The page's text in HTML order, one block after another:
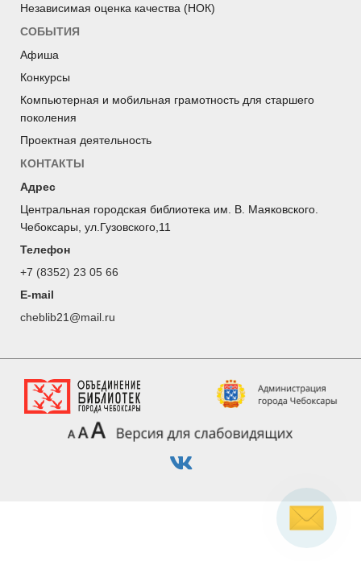
Независимая оценка качества (НОК)
СОБЫТИЯ
Афиша
Конкурсы
Компьютерная и мобильная грамотность для старшего
поколения
Проектная деятельность
КОНТАКТЫ
Адрес
Центральная городская библиотека им. В. Маяковского.
Чебоксары, ул.Гузовского,11
Телефон
+7 (8352) 23 05 66
E-mail
cheblib21@mail.ru